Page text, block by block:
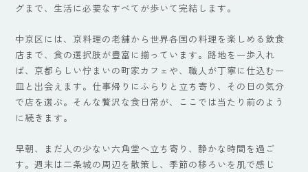
グまで、生活に必要なすべてが歩いて完結します。
中京区には、京料理の老舗から世界各国の料理を楽しめる飲食
店まで、食の選択肢が豊富に揃っています。路地を一歩入れ
ば、京都らしい佇まいの町家カフェや、職人が丁寧に仕込む一
皿と出会えます。仕事帰りにふらりと立ち寄り、その日の気分
で店を選ぶ。そんな贅沢な食日常が、ここでは当たり前のよう
に続きます。
早朝、まだ人の少ない六角堂へ立ち寄り、静かな時間を過ご
す。週末は二条城の周辺を散策し、季節の移ろいを肌で感じ